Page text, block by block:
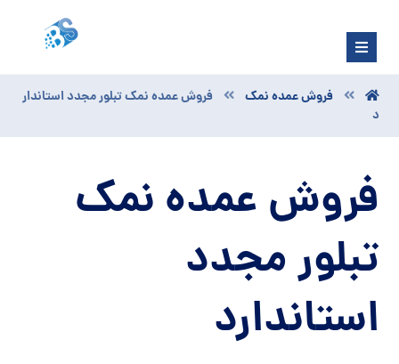
فروش عمده نمک
فروش عمده نمک تبلور مجدد استاندار
د
فروش عمده نمک
تبلور مجدد
استاندارد